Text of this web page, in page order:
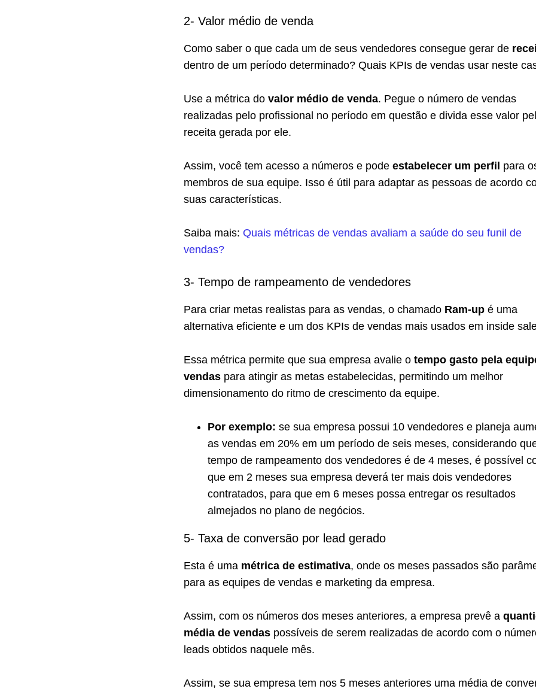
2- Valor médio de venda
Como saber o que cada um de seus vendedores consegue gerar de
dentro de um período determinado? Quais KPIs de vendas usar neste
Use a métrica do valor médio de venda. Pegue o número de vendas
realizadas pelo profissional no período em questão e divida esse valor
receita gerada por ele.
Assim, você tem acesso a números e pode estabelecer um perfil para
membros de sua equipe. Isso é útil para adaptar as pessoas de acordo
suas características.
Saiba mais: Quais métricas de vendas avaliam a saúde do seu funil de
vendas?
3- Tempo de rampeamento de vendedores
Para criar metas realistas para as vendas, o chamado Ram-up é uma
alternativa eficiente e um dos KPIs de vendas mais usados em inside
Essa métrica permite que sua empresa avalie o tempo gasto pela
vendas para atingir as metas estabelecidas, permitindo um melhor
dimensionamento do ritmo de crescimento da equipe.
Por exemplo: se sua empresa possui 10 vendedores e planeja
as vendas em 20% em um período de seis meses, considerando
tempo de rampeamento dos vendedores é de 4 meses, é possível
que em 2 meses sua empresa deverá ter mais dois vendedores
contratados, para que em 6 meses possa entregar os resultados
almejados no plano de negócios.
5- Taxa de conversão por lead gerado
Esta é uma métrica de estimativa, onde os meses passados são
para as equipes de vendas e marketing da empresa.
Assim, com os números dos meses anteriores, a empresa prevê a
média de vendas possíveis de serem realizadas de acordo com o
leads obtidos naquele mês.
Assim, se sua empresa tem nos 5 meses anteriores uma média de